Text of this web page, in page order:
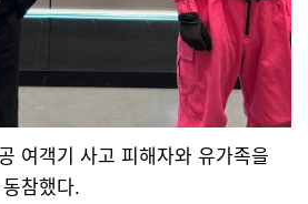
여객기 사고 피해자와 유가족을
참했다.